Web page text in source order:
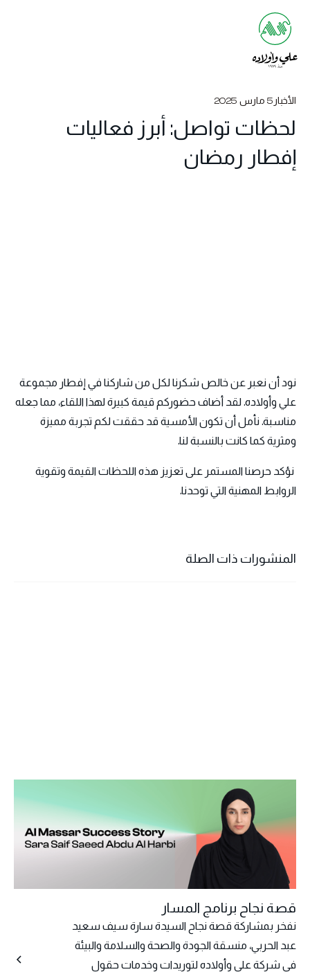
الأخبار 5 مارس 2025
لحظات تواصل: أبرز فعاليات
إفطار رمضان
نود أن نعبر عن خالص شكرنا لكل من شاركنا في إفطار مجموعة
علي وأولاده. لقد أضاف حضوركم قيمة كبيرة لهذا اللقاء، مما جعله
مناسبة. نأمل أن تكون الأمسية قد حققت لكم تجربة مميزة
ومثرية كما كانت بالنسبة لنا.
نؤكد حرصنا المستمر على تعزيز هذه اللحظات القيمة وتقوية
الروابط المهنية التي توحدنا.
المنشورات ذات الصلة
قصة نجاح برنامج المسار
نفخر بمشاركة قصة نجاح السيدة سارة سيف سعيد
عبد الحربي، منسقة الجودة والصحة والسلامة والبيئة
في شركة علي وأولاده لتوريدات وخدمات حقول